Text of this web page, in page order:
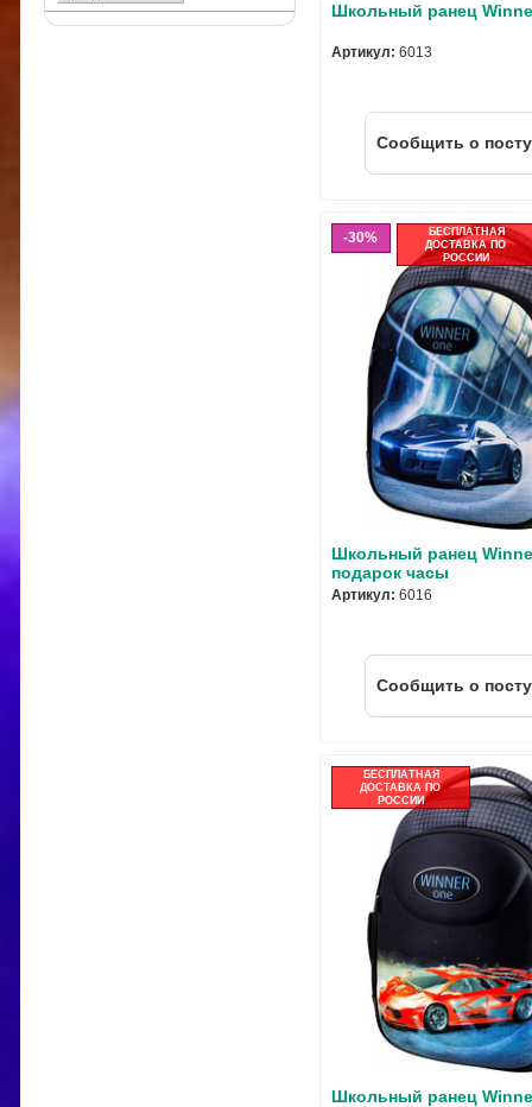
Школьный ранец
Артикул: 6013
Cообщить о
30%
БЕСПЛАТНАЯ
ДОСТАВКА ПО
РОССИИ
Школьный ранец
подарок часы
Артикул: 6016
Cообщить о
БЕСПЛАТНАЯ
ДОСТАВКА ПО
РОССИИ
Школьный ранец